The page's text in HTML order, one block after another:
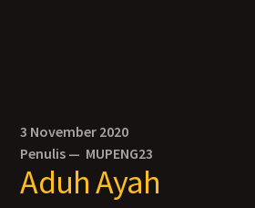
3 November 2020
Penulis — MUPENG23
Aduh Ayah